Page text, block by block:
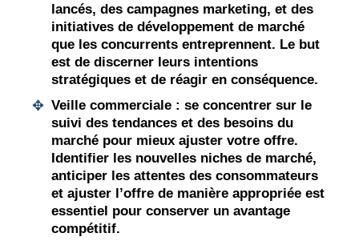
lancés, des campagnes marketing, et des
initiatives de développement de marché
que les concurrents entreprennent. Le but
est de discerner leurs intentions
stratégiques et de réagir en conséquence.
Veille commerciale : se concentrer sur le
suivi des tendances et des besoins du
marché pour mieux ajuster votre offre.
Identifier les nouvelles niches de marché,
anticiper les attentes des consommateurs
et ajuster l’offre de manière appropriée est
essentiel pour conserver un avantage
compétitif.